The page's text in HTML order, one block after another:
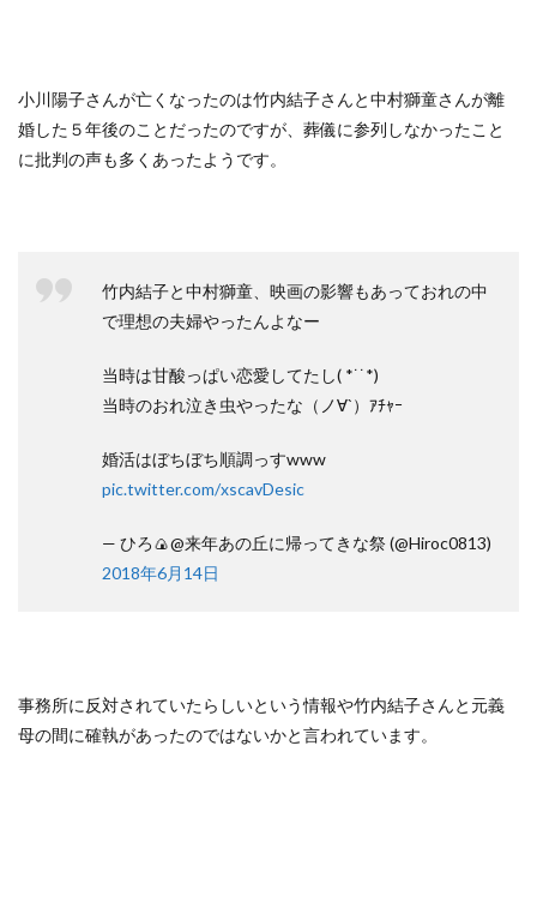
小川陽子さんが亡くなったのは竹内結子さんと中村獅童さんが離
婚した５年後のことだったのですが、葬儀に参列しなかったこと
に批判の声も多くあったようです。
竹内結子と中村獅童、映画の影響もあっておれの中
で理想の夫婦やったんよなー
当時は甘酸っぱい恋愛してたし( *˙˙*)
当時のおれ泣き虫やったな（ノ∀`）ｱﾁｬｰ
婚活はぼちぼち順調っすwww
pic.twitter.com/xscavDesic
— ひろ🍙@来年あの丘に帰ってきな祭 (@Hiroc0813)
2018年6月14日
事務所に反対されていたらしいという情報や竹内結子さんと元義
母の間に確執があったのではないかと言われています。